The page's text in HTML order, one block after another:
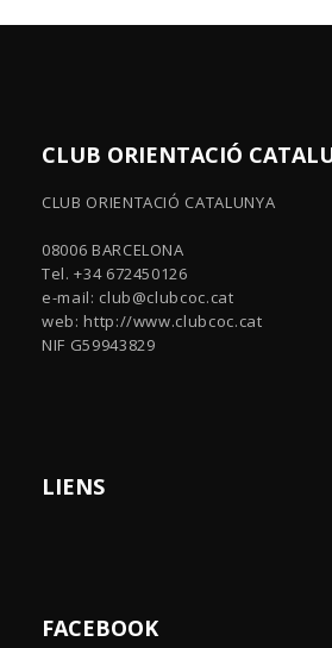
CLUB ORIENTACIÓ
CLUB ORIENTACIÓ CATALUNYA
08006 BARCELONA
Tel. +34 672450126
e-mail: club@clubcoc.cat
web: http://www.clubcoc.cat
NIF G59943829
LIENS
FACEBOOK